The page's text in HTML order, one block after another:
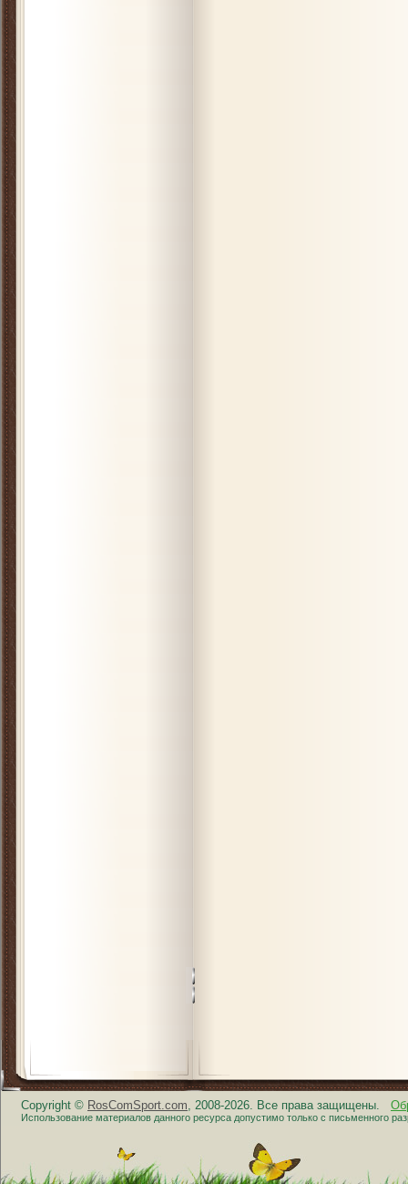
Copyright © RosComSport.com, 2008-2026. Все права защищены.
Использование материалов данного ресурса допустимо только с письменного